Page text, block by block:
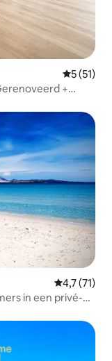
5 (51)
+
4,7 (71)
in een privé-